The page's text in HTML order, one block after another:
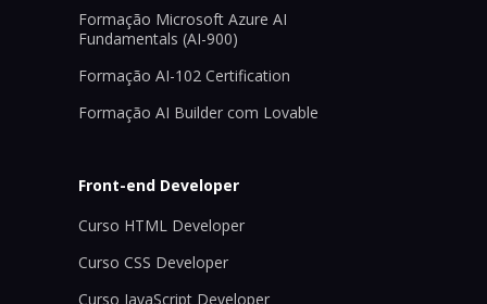
Formação Microsoft Azure AI
Fundamentals (AI-900)
Formação AI-102 Certification
Formação AI Builder com Lovable
Front-end Developer
Curso HTML Developer
Curso CSS Developer
Curso JavaScript Developer